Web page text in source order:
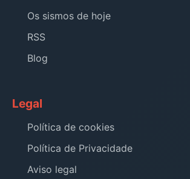
Os sismos de hoje
RSS
Blog
Legal
Política de cookies
Política de Privacidade
Aviso legal